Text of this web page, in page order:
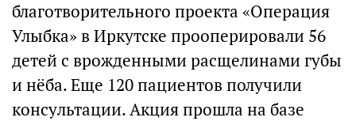
благотворительного проекта «Операция
Улыбка» в Иркутске прооперировали 56
детей с врожденными расщелинами губы
и нёба. Еще 120 пациентов получили
консультации. Акция прошла на базе